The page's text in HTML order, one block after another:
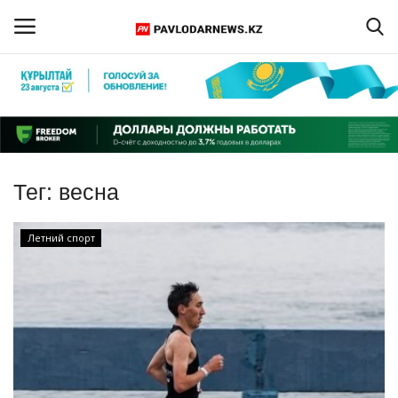
Регистрация
Главная
Обратная связь
ПАВЛОДАРСКАЯ ОБЛАСТЬ
СПЕЦПРОЕКТЫ
Тег: весна
Летний спорт